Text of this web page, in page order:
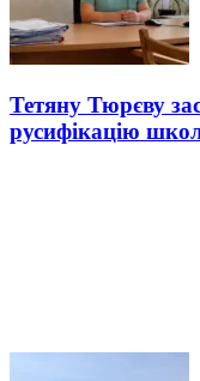
Тетяну Тюрєву
русифікацію